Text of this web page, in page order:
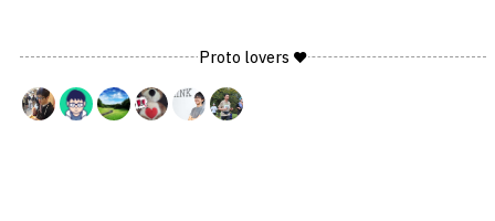
Proto lovers ♥